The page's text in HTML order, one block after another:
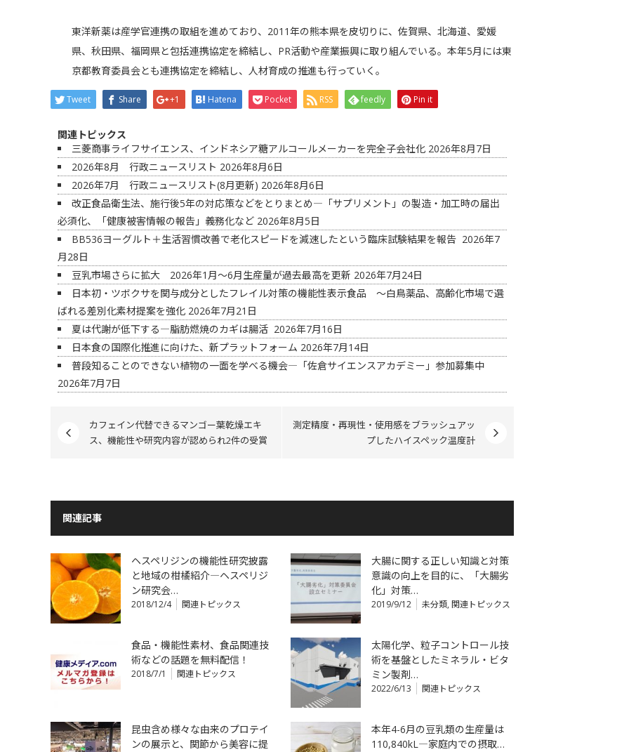
東洋新薬は産学官連携の取組を進めており、2011年の熊本県を皮切りに、佐賀県、北海道、愛媛
県、秋田県、福岡県と包括連携協定を締結し、PR活動や産業振興に取り組んでいる。本年5月には東
京都教育委員会とも連携協定を締結し、人材育成の推進も行っていく。
Tweet Share +1 Hatena Pocket RSS feedly Pin it
関連トピックス
三菱商事ライフサイエンス、インドネシア糖アルコールメーカーを完全子会社化 2026年8月7日
2026年8月 行政ニュースリスト 2026年8月6日
2026年7月 行政ニュースリスト(8月更新) 2026年8月6日
改正食品衛生法、施行後5年の対応策などをとりまとめ―「サプリメント」の製造・加工時の届出
必須化、「健康被害情報の報告」義務化など 2026年8月5日
BB536ヨーグルト＋生活習慣改善で老化スピードを減速したという臨床試験結果を報告 2026年7
月28日
豆乳市場さらに拡大 2026年1月～6月生産量が過去最高を更新 2026年7月24日
日本初・ツボクサを関与成分としたフレイル対策の機能性表示食品 ～白鳥薬品、高齢化市場で選
ばれる差別化素材提案を強化 2026年7月21日
夏は代謝が低下する―脂肪燃焼のカギは腸活 2026年7月16日
日本食の国際化推進に向けた、新プラットフォーム 2026年7月14日
普段知ることのできない植物の一面を学べる機会―「佐倉サイエンスアカデミー」参加募集中
2026年7月7日
カフェイン代替できるマンゴー葉乾燥エキ
ス、機能性や研究内容が認められ2件の受賞
測定精度・再現性・使用感をブラッシュアッ
プしたハイスペック温度計
関連記事
ヘスペリジンの機能性研究披露
と地域の柑橘紹介―ヘスペリジ
ン研究会…
2018/12/4 関連トピックス
大腸に関する正しい知識と対策
意識の向上を目的に、「大腸劣
化」対策…
2019/9/12 未分類, 関連トピックス
食品・機能性素材、食品関連技
術などの話題を無料配信！
2018/7/1 関連トピックス
太陽化学、粒子コントロール技
術を基盤としたミネラル・ビタ
ミン製剤…
2022/6/13 関連トピックス
昆虫含め様々な由来のプロテイ
ンの展示と、関節から美容に提
本年4-6月の豆乳類の生産量は
110,840kL―家庭内での摂取…